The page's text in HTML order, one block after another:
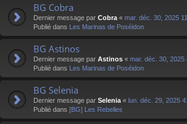
BG Cobra
Dernier message par Cobra « mar. déc. 30, 2025
Publié dans Les Marinas de Poséidon
BG Astinos
Dernier message par Astinos « mar. déc. 30, 2025
Publié dans Les Marinas de Poséidon
BG Selenia
Dernier message par Selenia « lun. déc. 29, 2025
Publié dans [BG] Les Rebelles